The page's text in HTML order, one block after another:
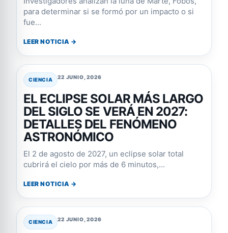
para determinar si se formó por un impacto o si
fue...
LEER NOTICIA →
CIENCIA 22 JUNIO, 2026
EL ECLIPSE SOLAR MÁS LARGO
DEL SIGLO SE VERÁ EN 2027:
DETALLES DEL FENÓMENO
ASTRONÓMICO
El 2 de agosto de 2027, un eclipse solar total
cubrirá el cielo por más de 6 minutos,...
LEER NOTICIA →
CIENCIA 22 JUNIO, 2026